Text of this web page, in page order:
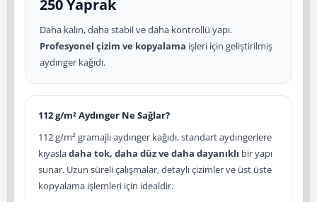
250 Yaprak
Daha kalın, daha stabil ve daha kontrollü yapı.
Profesyonel çizim ve kopyalama işleri için geliştirilmiş
aydınger kağıdı.
112 g/m² Aydınger Ne Sağlar?
112 g/m² gramajlı aydınger kağıdı, standart aydıngerlere
kıyasladaha tok, daha düz ve daha dayanıklı bir yapı
sunar. Uzun süreli çalışmalar, detaylı çizimler ve üst üste
kopyalama işlemleri için idealdir.